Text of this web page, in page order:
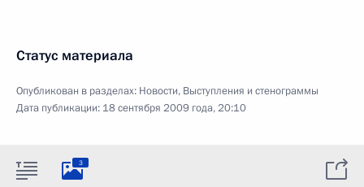
Статус материала
Опубликован в разделах: Новости, Выступления и стенограммы
Дата публикации: 18 сентября 2009 года, 20:10
3